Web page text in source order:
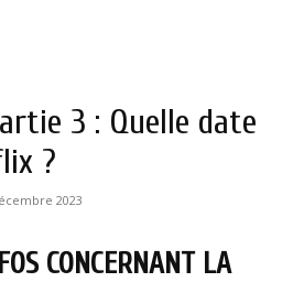
3 : Quelle date
?
2023
CONCERNANT LA